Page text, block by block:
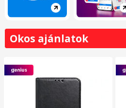
Okos ajánlatok